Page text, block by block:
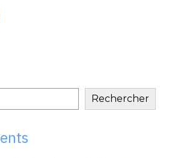
Rechercher